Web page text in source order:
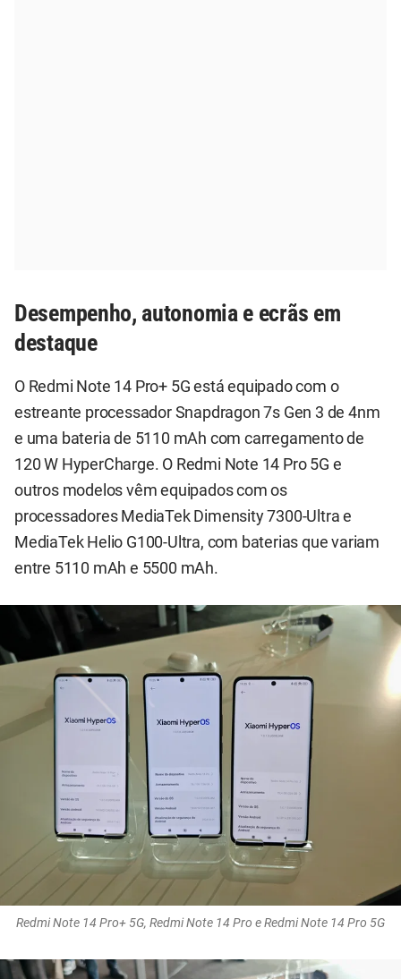
Desempenho, autonomia e ecrãs em
destaque
O Redmi Note 14 Pro+ 5G está equipado com o
estreante processador Snapdragon 7s Gen 3 de 4nm
e uma bateria de 5110 mAh com carregamento de
120 W HyperCharge. O Redmi Note 14 Pro 5G e
outros modelos vêm equipados com os
processadores MediaTek Dimensity 7300-Ultra e
MediaTek Helio G100-Ultra, com baterias que variam
entre 5110 mAh e 5500 mAh.
Redmi Note 14 Pro+ 5G, Redmi Note 14 Pro e Redmi Note 14 Pro 5G